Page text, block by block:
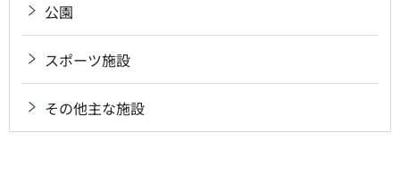
公園
スポーツ施設
その他主な施設